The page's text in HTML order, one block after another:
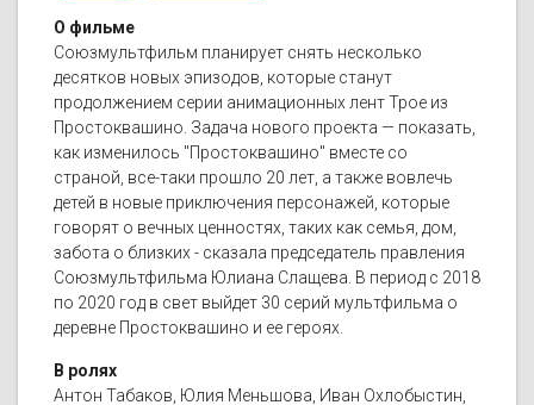
О фильме
Союзмультфильм планирует снять несколько
десятков новых эпизодов, которые станут
продолжением серии анимационных лент Трое из
Простоквашино. Задача нового проекта — показать,
как изменилось "Простоквашино" вместе со
страной, все-таки прошло 20 лет, а также вовлечь
детей в новые приключения персонажей, которые
говорят о вечных ценностях, таких как семья, дом,
забота о близких - сказала председатель правления
Союзмультфильма Юлиана Слащева. В период с 2018
по 2020 год в свет выйдет 30 серий мультфильма о
деревне Простоквашино и ее героях.
В ролях
Антон Табаков, Юлия Меньшова, Иван Охлобыстин,